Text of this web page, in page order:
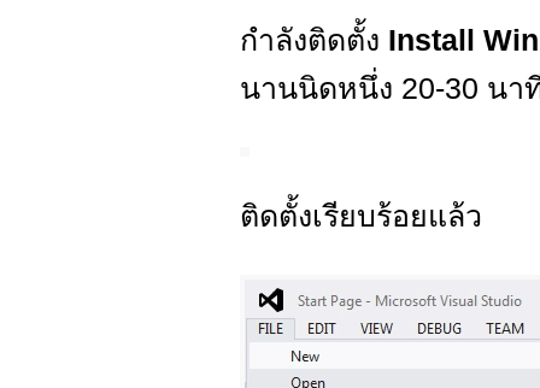
กำลังติดตั้ง Install
นานนิดหนึ่ง 20-30 นา
ติดตั้งเรียบร้อยแล้ว